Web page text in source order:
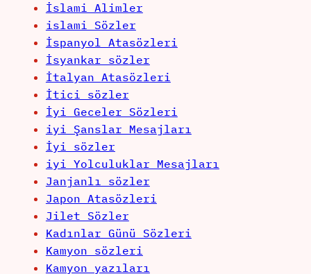
İslami Alimler
islami Sözler
İspanyol Atasözleri
İsyankar sözler
İtalyan Atasözleri
İtici sözler
İyi Geceler Sözleri
iyi Şanslar Mesajları
İyi sözler
iyi Yolculuklar Mesajları
Janjanlı sözler
Japon Atasözleri
Jilet Sözler
Kadınlar Günü Sözleri
Kamyon sözleri
Kamyon yazıları